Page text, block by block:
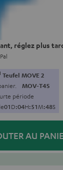
réglez plus
Teufel MOVE 2
MOV-T4S
période
01D:04H:51M:47S
AU